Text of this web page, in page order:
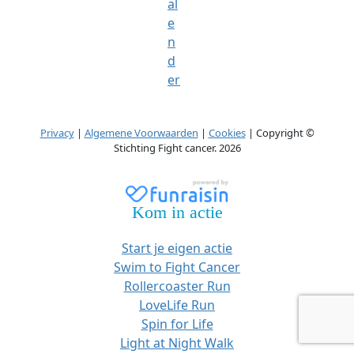
al
e
n
d
er
Privacy| Algemene Voorwaarden | Cookies| Copyright ©
Stichting Fight cancer. 2026
Kom in actie
Start je eigen actie
Swim to Fight Cancer
Rollercoaster Run
LoveLife Run
Spin for Life
Light at Night Walk